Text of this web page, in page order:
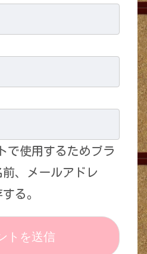
で使用するためブラ
、メールアドレ
る。